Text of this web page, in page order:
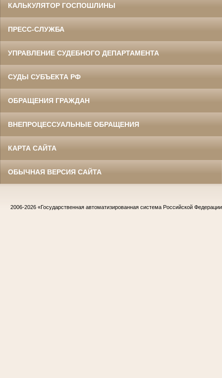
КАЛЬКУЛЯТОР ГОСПОШЛИНЫ
ПРЕСС-СЛУЖБА
УПРАВЛЕНИЕ СУДЕБНОГО ДЕПАРТАМЕНТА
СУДЫ СУБЪЕКТА РФ
ОБРАЩЕНИЯ ГРАЖДАН
ВНЕПРОЦЕССУАЛЬНЫЕ ОБРАЩЕНИЯ
КАРТА САЙТА
ОБЫЧНАЯ ВЕРСИЯ САЙТА
2006-2026 «Государственная автоматизированная система Российской